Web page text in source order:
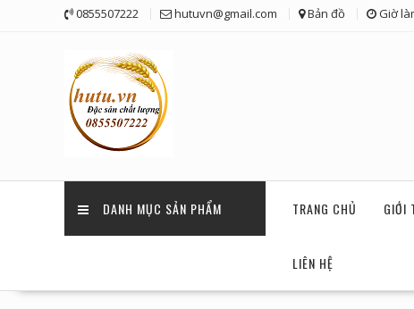
0855507222 hutuvn@gmail.com Bản đồ Giờ
DANH MỤC SẢN PHẨM TRANG CHỦ GIỚI
LIÊN HỆ